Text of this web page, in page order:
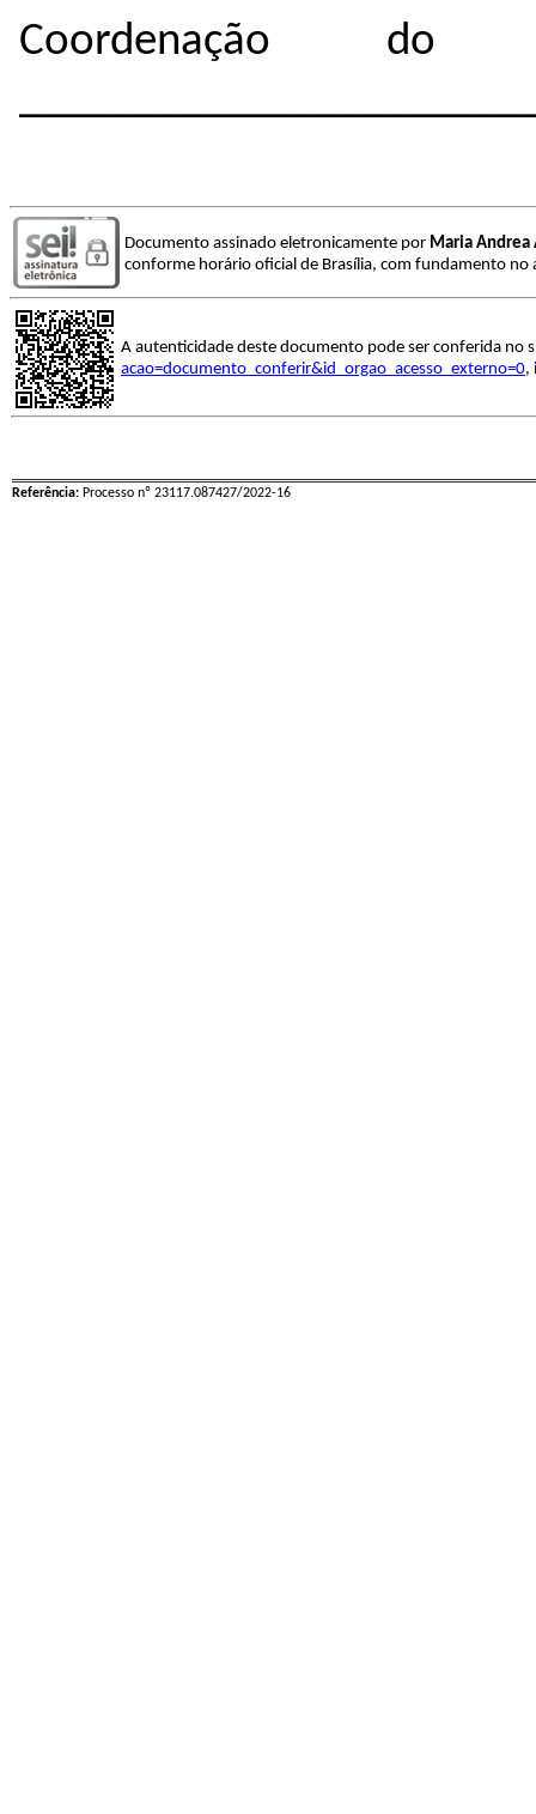
Coordenação do
Documento assinado eletronicamente por Maria Andrea
conforme horário oficial de Brasília, com fundamento no
A autenticidade deste documento pode ser conferida no
acao=documento_conferir&id_orgao_acesso_externo=0,
Referência: Processo nº 23117.087427/2022-16